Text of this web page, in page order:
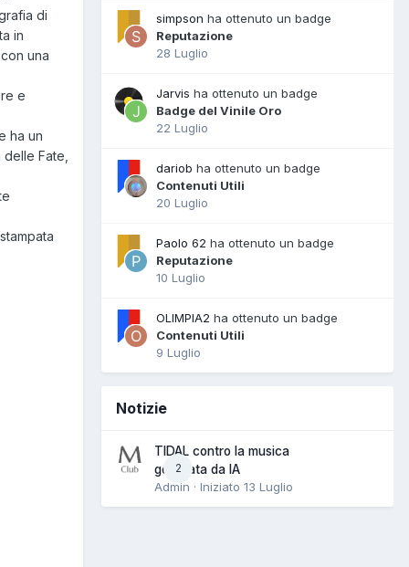
di
in
una
e
ha un
Fate,
simpson ha ottenuto un badge
Reputazione
28 Luglio
Jarvis ha ottenuto un badge
Badge del Vinile Oro
22 Luglio
dariob ha ottenuto un badge
Contenuti Utili
20 Luglio
Paolo 62 ha ottenuto un badge
Reputazione
10 Luglio
OLIMPIA2 ha ottenuto un badge
Contenuti Utili
9 Luglio
Notizie
2
TIDAL contro la musica
generata da IA
Admin · Iniziato 13 Luglio